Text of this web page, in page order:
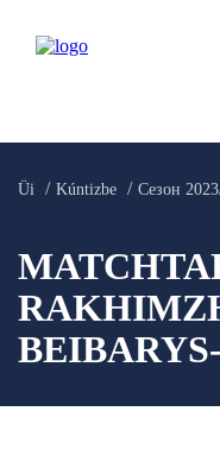
Üi Kúntizbe Сезон